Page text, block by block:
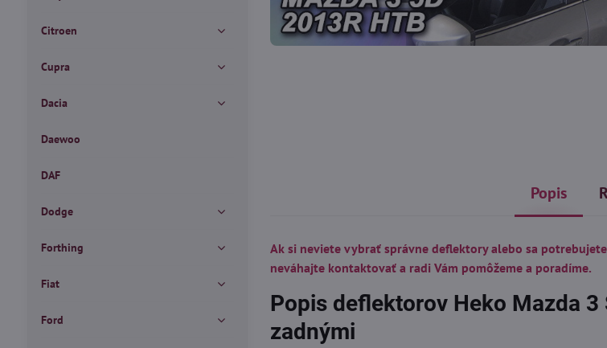
Popis
Ak si neviete vybrať správne deflektory alebo sa
neváhajte kontaktovať a radi Vám pomôžeme a poradíme.
Popis deflektorov Heko Mazda 3
zadnými
Citroen
Cupra
Dacia
Daewoo
DAF
Dodge
Forthing
Fiat
Ford